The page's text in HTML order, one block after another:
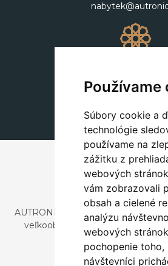
Používame
Súbory cookie a
technológie
používame na
zážitku z
webových
vám zobrazovali
obsah a cielené
analýzu
webových
pochopenie toho,
návštevníci
+420 311 604
AUTRONIC, s.r.o. je spoločnosť
veľkoobchodným predajom
nábytku a
Česká